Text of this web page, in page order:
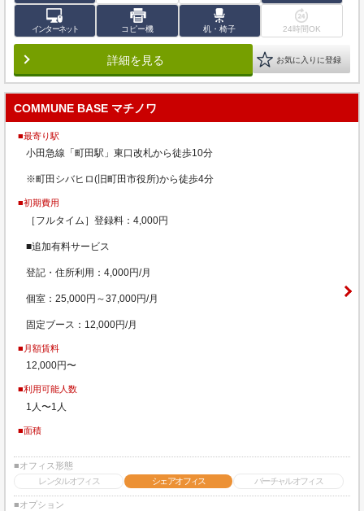
インターネット コピー機 机・椅子 24時間OK
詳細を見る お気に入りに登録
COMMUNE BASE マチノワ
■最寄り駅
小田急線「町田駅」東口改札から徒歩10分
※町田シバヒロ(旧町田市役所)から徒歩4分
■初期費用
［フルタイム］登録料：4,000円
■追加有料サービス
登記・住所利用：4,000円/月
個室：25,000円～37,000円/月
固定ブース：12,000円/月
■月額賃料
12,000円〜
■利用可能人数
1人〜1人
■面積
■オフィス形態
レンタルオフィス
シェアオフィス バーチャルオフィス
■オプション